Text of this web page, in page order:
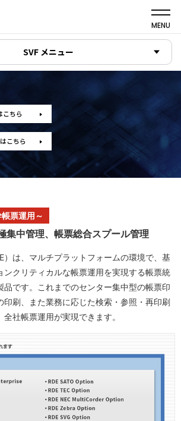
MENU
SVF メニュー
こちら
こちら
票運用～
集中管理、帳票総合スプール管理
）は、マルチプラットフォームの環境で、基
ンクリティカルな帳票運用を実現する帳票統
品です。これまでのセンター集中型の帳票印
印刷、また業務に応じた検索・参照・再印刷
社帳票運用が実現できます。